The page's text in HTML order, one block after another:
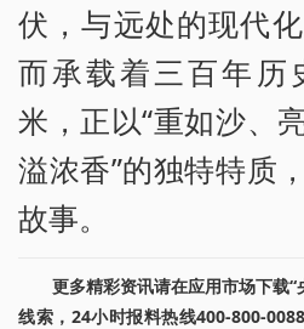
伏，与远处的现代
而承载着三百年历
米，正以“重如沙、
溢浓香”的独特特质
故事。
更多精彩资讯请在应用市场下载
线索，24小时报料热线400-800-